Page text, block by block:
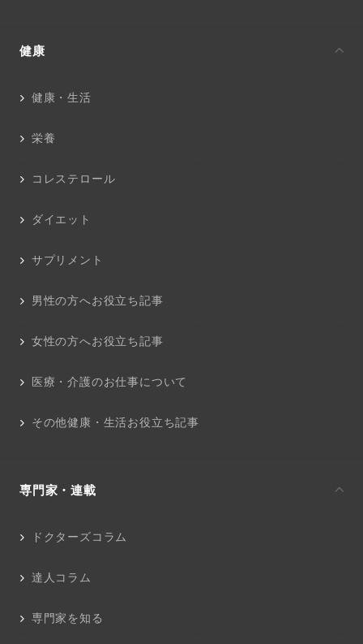
健康
健康・生活
栄養
コレステロール
ダイエット
サプリメント
男性の方へお役立ち記事
女性の方へお役立ち記事
医療・介護のお仕事について
その他健康・生活お役立ち記事
専門家・連載
ドクターズコラム
達人コラム
専門家を知る